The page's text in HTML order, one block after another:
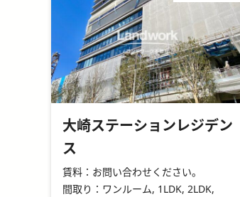
大崎ステーションレジデン
ス
賃料： お問い合わせください。
間取り： ワンルーム, 1LDK, 2LDK,